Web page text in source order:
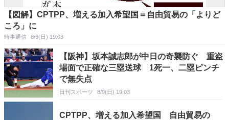
【図解】CPTPP、増える加入希望国＝自由貿易の「よりど
ころ」に
時事通信 8/9(日) 19:03
【阪神】坂本誠志郎が中日の奇襲防ぐ 重盗
場面で正確な三塁送球 1死一、二塁ピンチ
で無失点
日刊スポーツ 8/9(日) 19:03
CPTPP、増える加入希望国 自由貿易の